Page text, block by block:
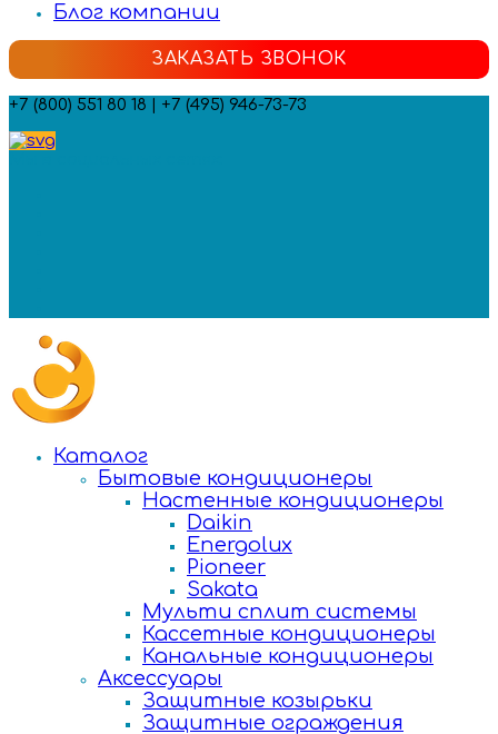
Блог компании
ЗАКАЗАТЬ ЗВОНОК
+7 (800) 551 80 18 | +7 (495) 946-73-73
Каталог
Бытовые кондиционеры
Настенные кондиционеры
Daikin
Energolux
Pioneer
Sakata
Мульти сплит системы
Кассетные кондиционеры
Канальные кондиционеры
Аксессуары
Защитные козырьки
Защитные ограждения